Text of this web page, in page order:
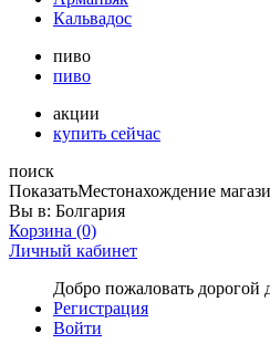
Кальвадос
пиво
пиво
акции
купить сейчас
поиск
ПоказатьМестонахождение
Вы в: Болгария
Корзина (0)
Личный кабинет
Добро пожаловать
Регистрация
Войти